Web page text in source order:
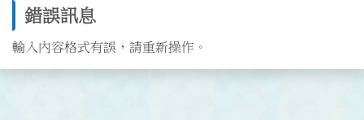
錯誤訊息
輸入內容格式有誤，請重新操作。